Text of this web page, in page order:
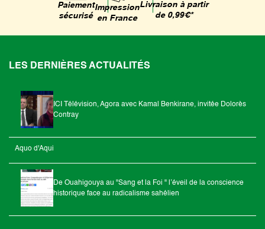
Paiement
sécurisé
Impression
en France
Livraison à partir
de 0,99€*
LES DERNIÈRES ACTUALITÉS
ICI Télévision, Agora avec Kamal Benkirane, invitée Dolorès
Contray
Aquo d'Aqui
De Ouahigouya au "Sang et la Foi " l’éveil de la conscience
historique face au radicalisme sahélien